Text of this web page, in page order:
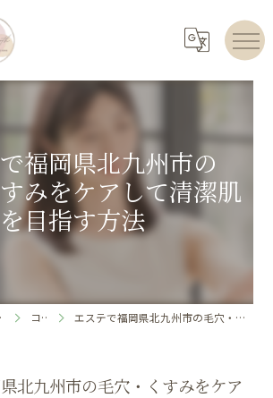
福岡県北九州市の
みをケアして清潔肌
を目指す方法
コラム エステで福岡県北九州市の毛穴・くすみをケアして清潔肌を目指す方法
北九州市の毛穴・くすみをケア